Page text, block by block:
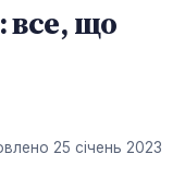
все, що
25 січень 2023